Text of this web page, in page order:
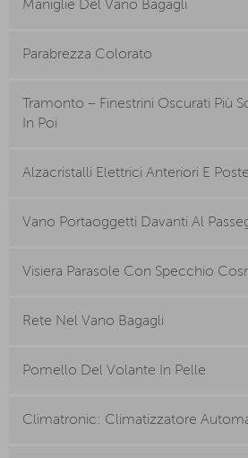
Maniglie Del Vano Bagagli
Parabrezza Colorato
Tramonto – Finestrini Oscurati Più
In Poi
Alzacristalli Elettrici Anteriori E
Vano Portaoggetti Davanti Al
Visiera Parasole Con Specchio
Rete Nel Vano Bagagli
Pomello Del Volante In Pelle
Climatronic: Climatizzatore